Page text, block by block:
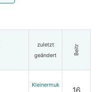
zuletzt
geändert
Beitr
Kleinermuk
16